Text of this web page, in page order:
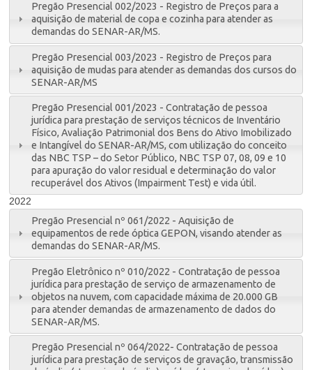
Pregão Presencial 002/2023 - Registro de Preços para a
aquisição de material de copa e cozinha para atender as
demandas do SENAR-AR/MS.
Pregão Presencial 003/2023 - Registro de Preços para
aquisição de mudas para atender as demandas dos cursos do
SENAR-AR/MS
Pregão Presencial 001/2023 - Contratação de pessoa
jurídica para prestação de serviços técnicos de Inventário
Físico, Avaliação Patrimonial dos Bens do Ativo Imobilizado
e Intangível do SENAR-AR/MS, com utilização do conceito
das NBC TSP – do Setor Público, NBC TSP 07, 08, 09 e 10
para apuração do valor residual e determinação do valor
recuperável dos Ativos (Impairment Test) e vida útil.
2022
Pregão Presencial nº 061/2022 - Aquisição de
equipamentos de rede óptica GEPON, visando atender as
demandas do SENAR-AR/MS.
Pregão Eletrônico nº 010/2022 - Contratação de pessoa
jurídica para prestação de serviço de armazenamento de
objetos na nuvem, com capacidade máxima de 20.000 GB
para atender demandas de armazenamento de dados do
SENAR-AR/MS.
Pregão Presencial nº 064/2022- Contratação de pessoa
jurídica para prestação de serviços de gravação, transmissão